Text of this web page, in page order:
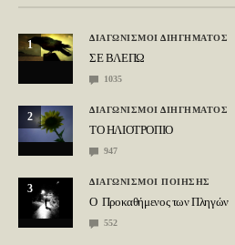
1
ΔΙΑΓΩΝΙΣΜΟΙ ΔΙΗΓΗΜΑΤΟΣ
ΣΕ ΒΛΕΠΩ
1035
2
ΔΙΑΓΩΝΙΣΜΟΙ ΔΙΗΓΗΜΑΤΟΣ
ΤΟ ΗΛΙΟΤΡΟΠΙΟ
947
3
ΔΙΑΓΩΝΙΣΜΟΙ ΠΟΙΗΣΗΣ
Ο Προκαθήμενος των Πληγών
552